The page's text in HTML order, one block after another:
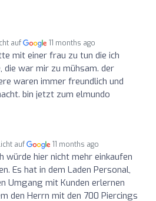
auf 11 months ago
mit einer frau zu tun die ich
die war mir zu mühsam. der
waren immer freundlich und
bin jetzt zum elmundo
auf 11 months ago
würde hier nicht mehr einkaufen
Es hat in dem Laden Personal,
Umgang mit Kunden erlernen
den Herrn mit den 700 Piercings